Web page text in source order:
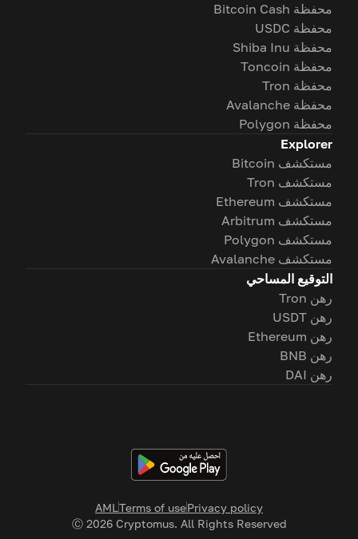
Privacy policy
Terms of use
AML
Ⓒ 2026Cryptomus. All Rights Reserved
محفظة Bitcoin Cash
محفظة USDC
محفظة Shiba Inu
محفظة Toncoin
محفظة Tron
محفظة Avalanche
محفظة Polygon
Explorer
مستكشف Bitcoin
مستكشف Tron
مستكشف Ethereum
مستكشف Arbitrum
مستكشف Polygon
مستكشف Avalanche
التوقيع المساحي
رهن Tron
رهن USDT
رهن Ethereum
رهن BNB
رهن DAI